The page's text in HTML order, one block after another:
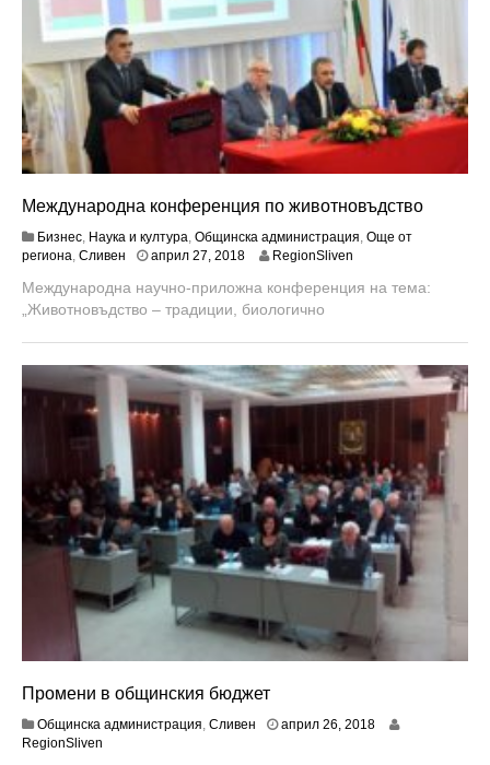
Международна конференция по животновъдство
Бизнес Наука и култура Общинска администрация Още от
региона Сливен април 27, 2018м
й
9
2
0
1
8
RegionSliven
Международна научно-приложна конференция на тема:
„Животновъдство – традиции, биологично
Промени в общинския бюджет
Общинска администрация, Сливен април 26, 2018м
RegionSliven